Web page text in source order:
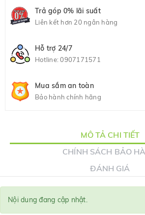
Trả góp 0% lãi suất
Liên kết hơn 20 ngân hàng
Hỗ trợ 24/7
Hotline:0907171571
Mua sắm an toàn
Bảo hành chính hãng
MÔ TẢ CHI TIẾT
CHÍNH SÁCH BẢO
ĐÁNH GIÁ
Nội dung đang cập nhật.